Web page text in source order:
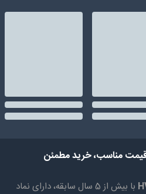
مناسب، خرید مطمئن
با بیش از 5 سال سابقه، دارای نماد